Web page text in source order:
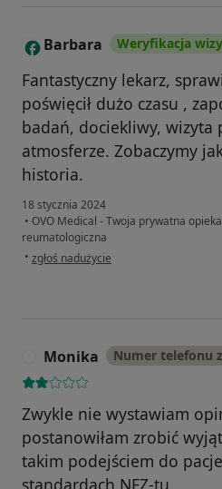
B Barbara Weryfikacja
Fantastyczny lekarz,
poświęcił dużo czasu ,
badań, dociekliwy, wizyta
atmosferze. Zobaczymy
historia.
18 stycznia 2024
• OVO Medical - Twoja prywatna
reumatologiczna
• w opinii użytkownika Barbara
zgłoś nadużycie
Monika Numer telefonu
Zwykle nie wystawiam
postanowiłam zrobić
takim podejściem do